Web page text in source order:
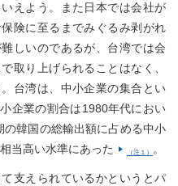
えよう。また日本では会社が
険に至るまでみぐるみ剥がれ
しいのであるが、台湾では会
取り上げられることはなく、
台湾は、中小企業の集合とい
企業の割合は1980年代におい
韓国の総輸出額に占める中小
当高い水準にあった
（注１） 。
支えられているかというとパ